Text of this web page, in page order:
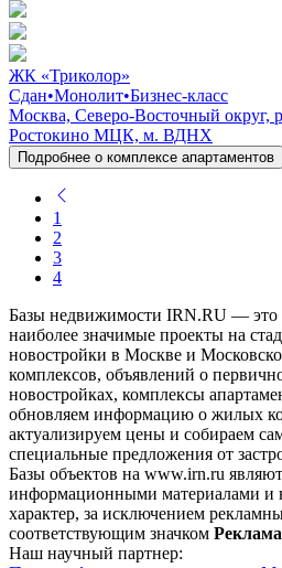
ЖК «Триколор»
Сдан•Монолит•Бизнес-класс
Москва, Северо-Восточный округ,
Ростокино МЦК, м. ВДНХ
Подробнее о комплексе апартаментов
1
2
3
4
Базы недвижимости IRN.RU — это
наиболее значимые проекты на
новостройки в Москве и
комплексов, объявлений о
новостройках, комплексы
обновляем информацию о жилых
актуализируем цены и собираем
специальные предложения от
Базы объектов на www.irn.ru
информационными материалами и
характер, за исключением
соответствующим значком Реклама
Наш научный партнер: